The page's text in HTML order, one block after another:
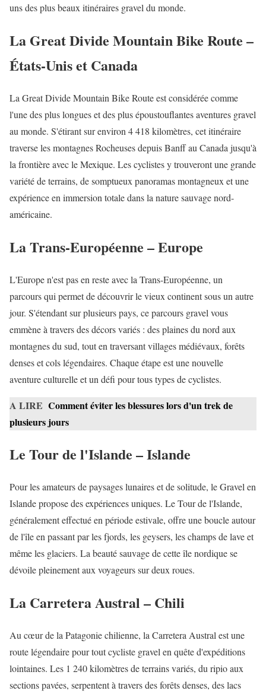
uns des plus beaux itinéraires gravel du monde.
La Great Divide Mountain Bike Route –
États-Unis et Canada
La Great Divide Mountain Bike Route est considérée comme
l'une des plus longues et des plus époustouflantes aventures gravel
au monde. S'étirant sur environ 4 418 kilomètres, cet itinéraire
traverse les montagnes Rocheuses depuis Banff au Canada jusqu'à
la frontière avec le Mexique. Les cyclistes y trouveront une grande
variété de terrains, de somptueux panoramas montagneux et une
expérience en immersion totale dans la nature sauvage nord-
américaine.
La Trans-Européenne – Europe
L'Europe n'est pas en reste avec la Trans-Européenne, un
parcours qui permet de découvrir le vieux continent sous un autre
jour. S'étendant sur plusieurs pays, ce parcours gravel vous
emmène à travers des décors variés : des plaines du nord aux
montagnes du sud, tout en traversant villages médiévaux, forêts
denses et cols légendaires. Chaque étape est une nouvelle
aventure culturelle et un défi pour tous types de cyclistes.
A LIRE Comment éviter les blessures lors d'un trek de
plusieurs jours
Le Tour de l'Islande – Islande
Pour les amateurs de paysages lunaires et de solitude, le Gravel en
Islande propose des expériences uniques. Le Tour de l'Islande,
généralement effectué en période estivale, offre une boucle autour
de l'île en passant par les fjords, les geysers, les champs de lave et
même les glaciers. La beauté sauvage de cette île nordique se
dévoile pleinement aux voyageurs sur deux roues.
La Carretera Austral – Chili
Au cœur de la Patagonie chilienne, la Carretera Austral est une
route légendaire pour tout cycliste gravel en quête d'expéditions
lointaines. Les 1 240 kilomètres de terrains variés, du ripio aux
sections pavées, serpentent à travers des forêts denses, des lacs